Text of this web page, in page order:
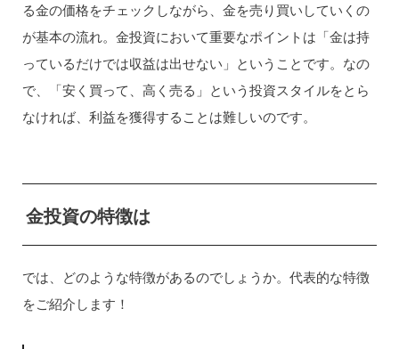
る金の価格をチェックしながら、金を売り買いしていくの
が基本の流れ。金投資において重要なポイントは「金は持
っているだけでは収益は出せない」ということです。なの
で、「安く買って、高く売る」という投資スタイルをとら
なければ、利益を獲得することは難しいのです。
金投資の特徴は
では、どのような特徴があるのでしょうか。代表的な特徴
をご紹介します！